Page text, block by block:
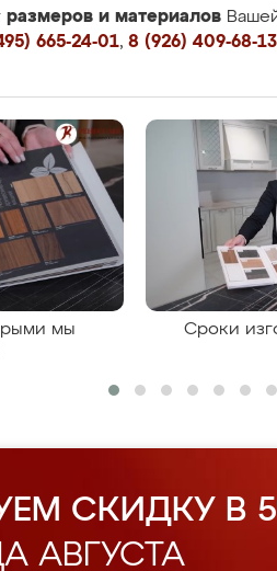
размеров и материалов
665-24-01, 8 (926) 409-68-13
мы
Сроки
СКИДКУ В
АВГУСТА